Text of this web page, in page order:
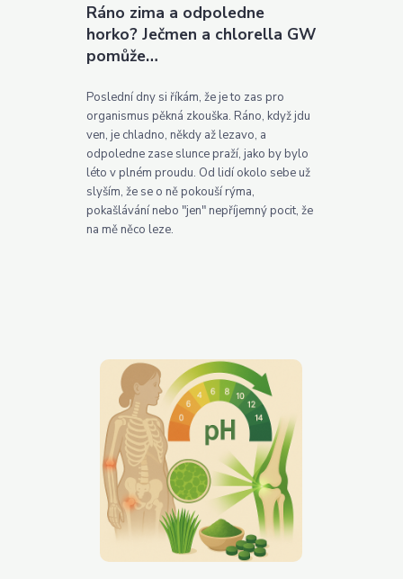
Ráno zima a odpoledne
horko? Ječmen a chlorella GW
pomůže…
Poslední dny si říkám, že je to zas pro
organismus pěkná zkouška. Ráno, když jdu
ven, je chladno, někdy až lezavo, a
odpoledne zase slunce praží, jako by bylo
léto v plném proudu. Od lidí okolo sebe už
slyším, že se o ně pokouší rýma,
pokašlávání nebo "jen" nepříjemný pocit, že
na mě něco leze.